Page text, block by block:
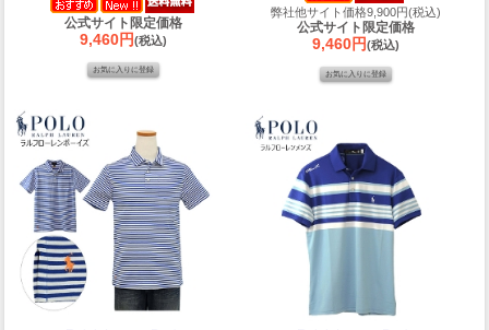
公式サイト限定価格
9,460円(税込)
弊社他サイト価格9,900円(税込)
公式サイト限定価格
9,460円(税込)